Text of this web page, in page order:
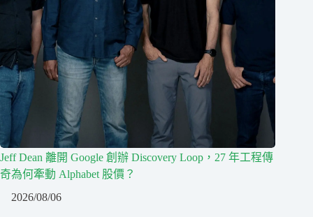
Jeff Dean 離開 Google 創辦 Discovery Loop，27 年工程傳
奇為何牽動 Alphabet 股價？
2026/08/06